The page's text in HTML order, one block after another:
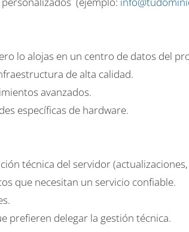
lo alojas en un centro de datos del
de alta calidad.
avanzados.
específicas de hardware.
técnica del servidor
que necesitan un servicio confiable.
prefieren delegar la gestión técnica.